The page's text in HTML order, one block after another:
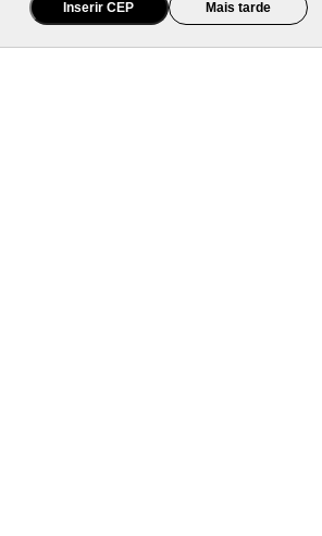
Inserir CEP Mais tarde